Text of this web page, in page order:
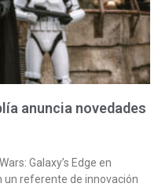
anuncia novedades
Galaxy’s Edge en
un referente de innovación